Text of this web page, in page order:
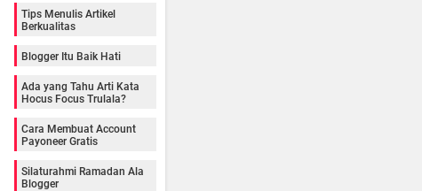
Tips Menulis Artikel
Berkualitas
Blogger Itu Baik Hati
Ada yang Tahu Arti Kata
Hocus Focus Trulala?
Cara Membuat Account
Payoneer Gratis
Silaturahmi Ramadan Ala
Blogger